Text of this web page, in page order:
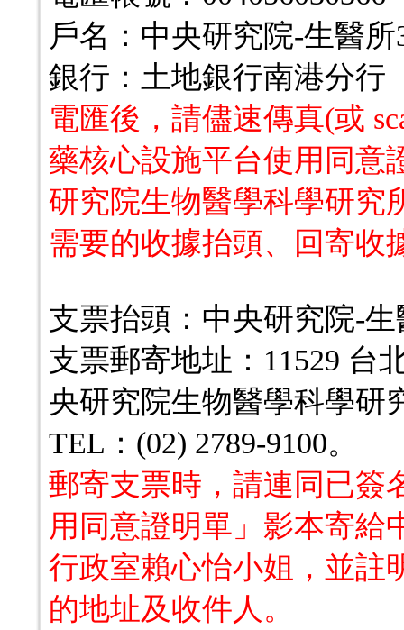
戶名： 中央研究院-生醫所
銀行：土地銀行南港分行
電匯後，請儘速傳真(或
藥核心設施平台使用同意
研究院生物醫學科學研究
需要的收據抬頭、回寄收
支票抬頭： 中央研究院-生
支票郵寄地址：11529 台
央研究院生物醫學科學研
TEL：(02) 2789-9100。
郵寄支票時，請連同已簽
用同意證明單」影本寄給
行政室賴心怡小姐，並註
的地址及收件人。